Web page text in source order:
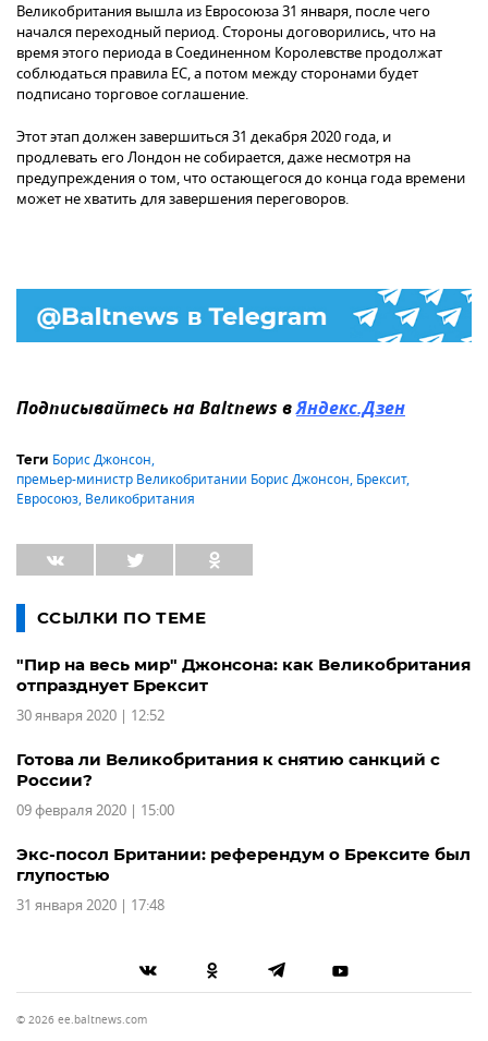
Великобритания вышла из Евросоюза 31 января, после чего
начался переходный период. Стороны договорились, что на
время этого периода в Соединенном Королевстве продолжат
соблюдаться правила ЕС, а потом между сторонами будет
подписано торговое соглашение.
Этот этап должен завершиться 31 декабря 2020 года, и
продлевать его Лондон не собирается, даже несмотря на
предупреждения о том, что остающегося до конца года времени
может не хватить для завершения переговоров.
Подписывайтесь на Baltnews вЯндекс.Дзен
Теги Борис Джонсон,
премьер-министр Великобритании Борис Джонсон, Брексит,
Евросоюз, Великобритания
ССЫЛКИ ПО ТЕМЕ
"Пир на весь мир" Джонсона: как Великобритания
отпразднует Брексит
30 января 2020 | 12:52
Готова ли Великобритания к снятию санкций с
России?
09 февраля 2020 | 15:00
Экс-посол Британии: референдум о Брексите был
глупостью
31 января 2020 | 17:48
© 2026 ee.baltnews.com